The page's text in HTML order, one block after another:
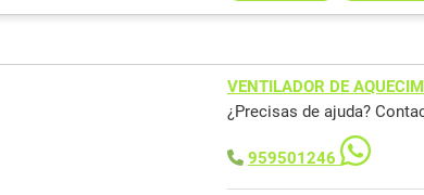
VENTILADOR DE
¿Precisas de ajuda?
959501246